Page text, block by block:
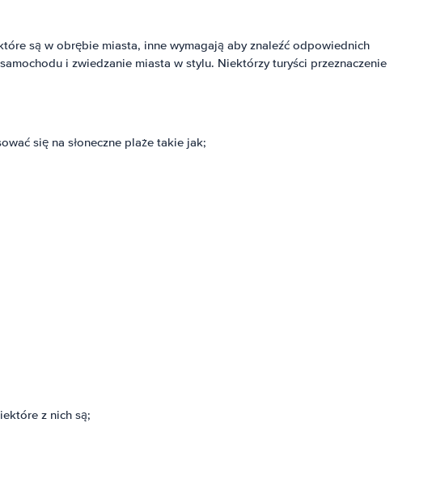
są w obrębie miasta, inne wymagają aby znaleźć odpowiednich
i zwiedzanie miasta w stylu. Niektórzy turyści przeznaczenie
się na słoneczne plaże takie jak;
z nich są;